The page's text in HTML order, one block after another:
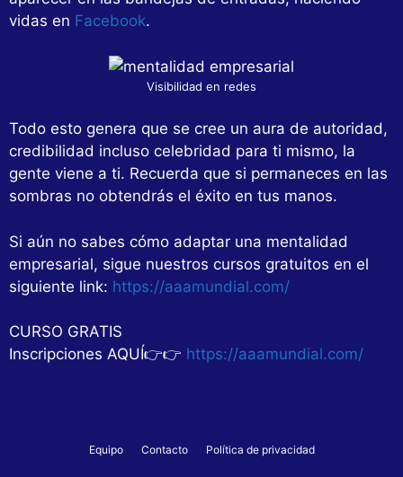
vidas en Facebook.
Visibilidad en redes
Todo esto genera que se cree un aura de autoridad,
credibilidad incluso celebridad para ti mismo, la
gente viene a ti. Recuerda que si permaneces en las
sombras no obtendrás el éxito en tus manos.
Si aún no sabes cómo adaptar una mentalidad
empresarial, sigue nuestros cursos gratuitos en el
siguiente link: https://aaamundial.com/
CURSO GRATIS
Inscripciones AQUÍ👉👉 https://aaamundial.com/
Equipo Contacto Política de privacidad